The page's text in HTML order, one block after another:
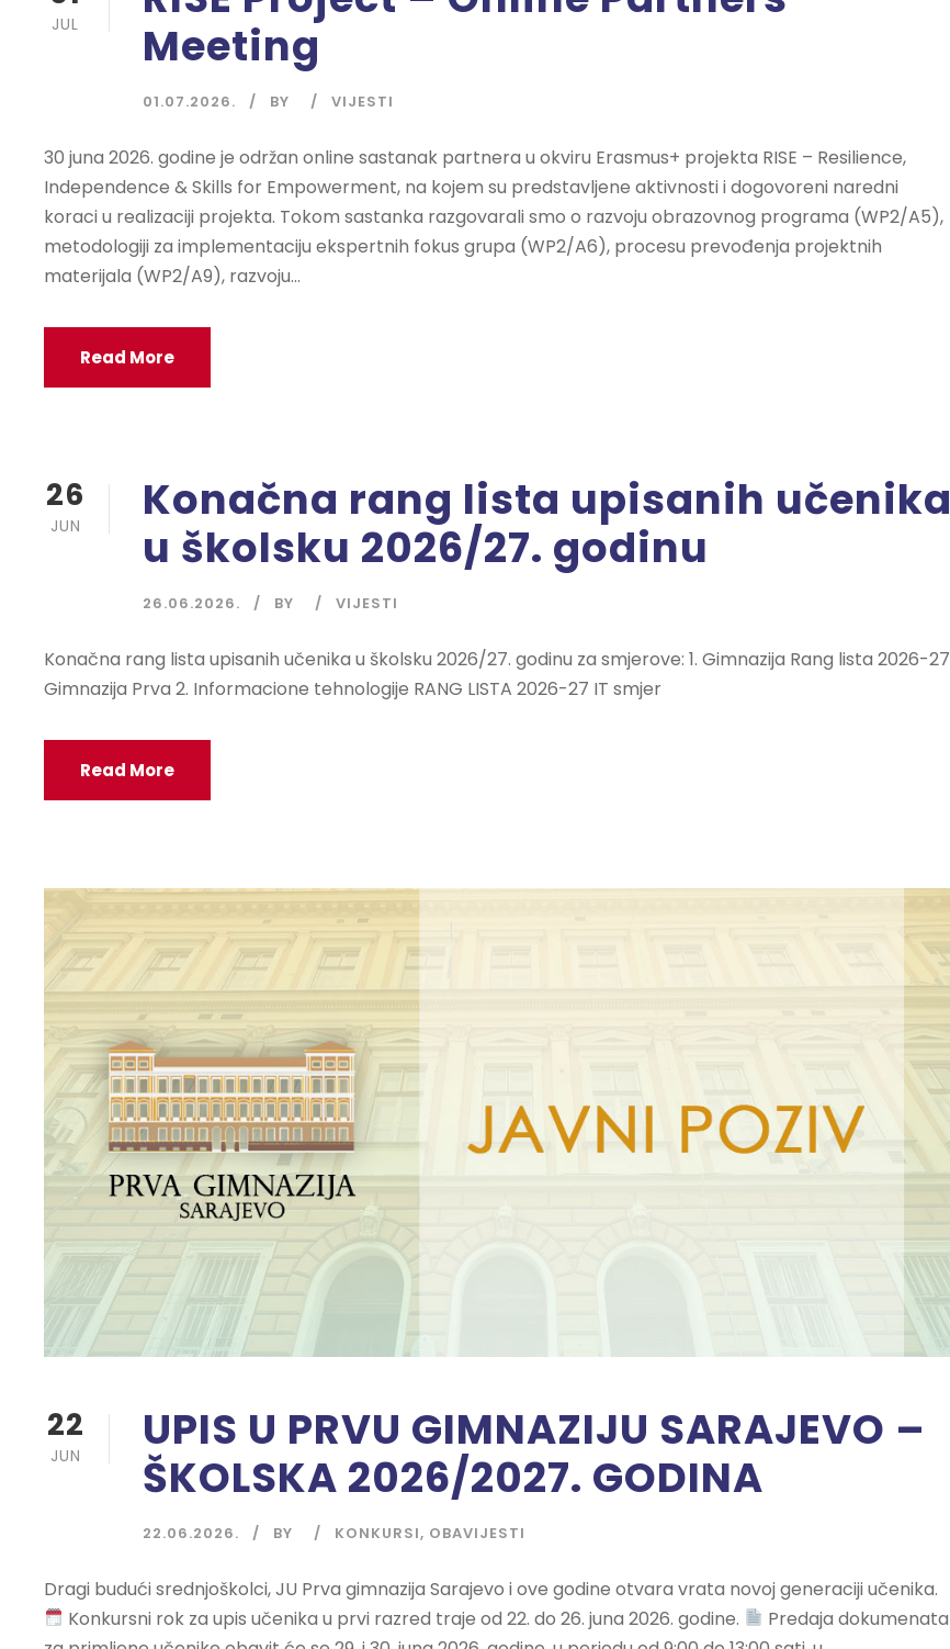
JUL
Meeting
01.07.2026. BY VIJESTI
30 juna 2026. godine je održan online sastanak partnera u okviru Erasmus+ projekta RISE – Resilience,
Independence & Skills for Empowerment, na kojem su predstavljene aktivnosti i dogovoreni naredni
koraci u realizaciji projekta. Tokom sastanka razgovarali smo o razvoju obrazovnog programa (WP2/A5),
metodologiji za implementaciju ekspertnih fokus grupa (WP2/A6), procesu prevođenja projektnih
materijala (WP2/A9), razvoju...
Read More
26
JUN
Konačna rang lista upisanih učenika
u školsku 2026/27. godinu
26.06.2026. BY VIJESTI
Konačna rang lista upisanih učenika u školsku 2026/27. godinu za smjerove: 1. Gimnazija Rang lista 2026-27
Gimnazija Prva 2. Informacione tehnologije RANG LISTA 2026-27 IT smjer
Read More
22
JUN
UPIS U PRVU GIMNAZIJU SARAJEVO –
ŠKOLSKA 2026/2027. GODINA
22.06.2026. BY KONKURSI, OBAVIJESTI
Dragi budući srednjoškolci, JU Prva gimnazija Sarajevo i ove godine otvara vrata novoj generaciji učenika.
Konkursni rok za upis učenika u prvi razred traje od 22. do 26. juna 2026. godine.
Predaja dokumenata